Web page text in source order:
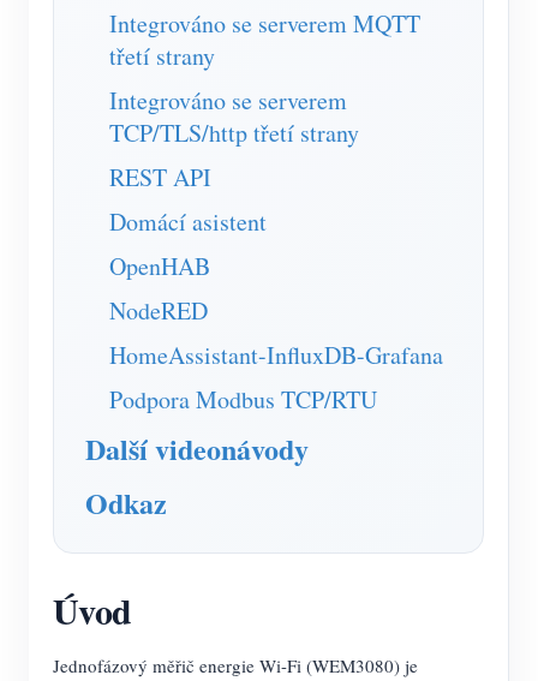
Integrováno se serverem MQTT
třetí strany
Integrováno se serverem
TCP/TLS/http třetí strany
REST API
Domácí asistent
OpenHAB
NodeRED
HomeAssistant-InfluxDB-Grafana
Podpora Modbus TCP/RTU
Další videonávody
Odkaz
Úvod
Jednofázový měřič energie Wi-Fi (WEM3080) je